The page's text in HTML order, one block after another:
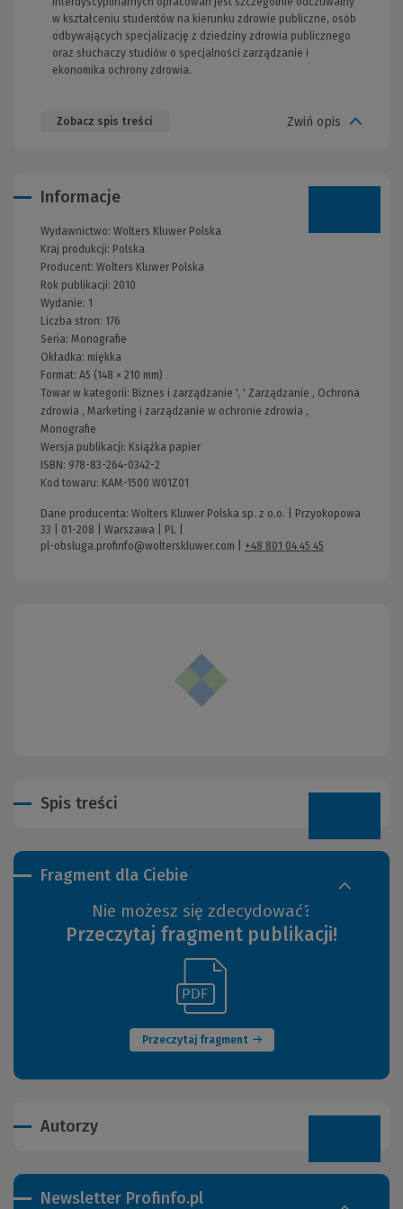
w kształceniu studentów na kierunku zdrowie publiczne, osób
odbywających specjalizację z dziedziny zdrowia publicznego
oraz słuchaczy studiów o specjalności zarządzanie i
ekonomika ochrony zdrowia.
Zobacz spis treści Zwiń opis
Fragment dla Ciebie
Nie możesz się zdecydować?
Przeczytaj fragment publikacji!
Przeczytaj fragment
(Nowe
okno)
innej
strony)
Informacje
Wydawnictwo: Wolters Kluwer Polska
Kraj produkcji: Polska
Producent: Wolters Kluwer Polska
Rok publikacji: 2010
Wydanie: 1
Liczba stron: 176
Seria: Monografie
Okładka: miękka
Format: A5 (148 × 210 mm)
Towar w kategorii: Biznes i zarządzanie ', ' Zarządzanie , Ochrona
zdrowia , Marketing i zarządzanie w ochronie zdrowia ,
Monografie
Wersja publikacji: Książka papier
ISBN: 978-83-264-0342-2
Kod towaru: KAM-1500 W01Z01
Dane producenta: Wolters Kluwer Polska sp. z o.o. | Przyokopowa
33 | 01-208 | Warszawa | PL |
pl-obsluga.profinfo@wolterskluwer.com
+48 801 04 45 45
Spis treści
Autorzy
Newsletter Profinfo.pl